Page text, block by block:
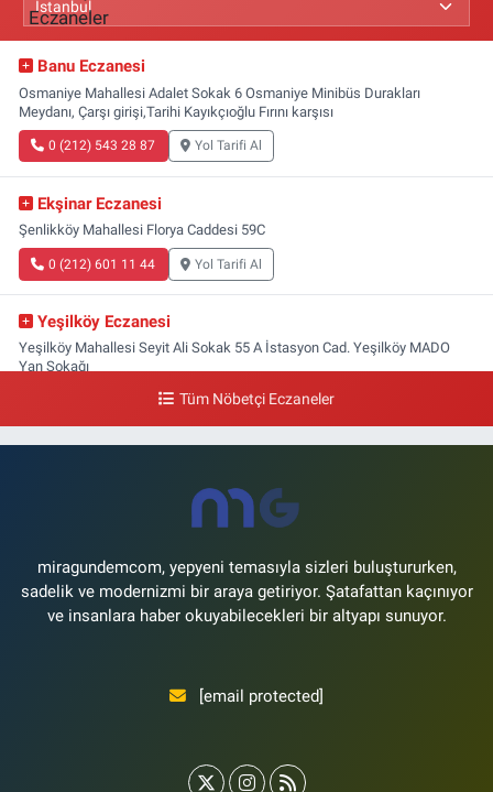
Banu Eczanesi
Osmaniye Mahallesi Adalet Sokak 6 Osmaniye Minibüs Durakları
Meydanı, Çarşı girişi,Tarihi Kayıkçıoğlu Fırını karşısı
0 (212) 543 28 87 Yol Tarifi Al
Ekşinar Eczanesi
Şenlikköy Mahallesi Florya Caddesi 59C
0 (212) 601 11 44 Yol Tarifi Al
Yeşilköy Eczanesi
Yeşilköy Mahallesi Seyit Ali Sokak 55 A İstasyon Cad. Yeşilköy MADO
Yan Sokağı
Yol Tarifi Al
Ataköy 3-4-11. Kısım Mahallesi Dr. Remzi Kazancıgil Caddesi Ataköy
4.Kısım Çarşısı No:12 Ataköy 4.Kısım Çarşısı
Tüm Nöbetçi Eczaneler
miragundemcom, yepyeni temasıyla sizleri buluştururken,
sadelik ve modernizmi bir araya getiriyor. Şatafattan kaçınıyor
ve insanlara haber okuyabilecekleri bir altyapı sunuyor.
[email protected]